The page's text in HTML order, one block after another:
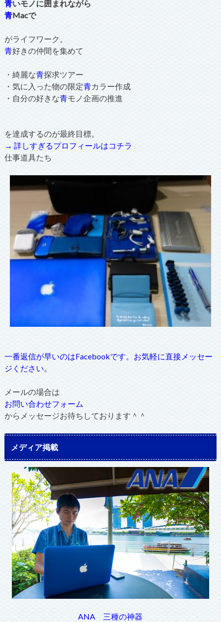
青いモノに囲まれながら
青Macで
がライフワーク。
青好きの仲間を集めて
・綺麗な青探求ツアー
・気に入った物の限定青カラー作成
・自分の好きな青モノ企画の推進
を達成するのが最終目標。
→ 詳しすぎるプロフィールはコチラ
仕事道具たち
一番返信が早いのはFacebookです。お気軽に直接メッセー
ジください。
メールの場合は
お問い合わせフォーム
からメッセージお待ちしております＾＾
メディア掲載
ANA 三種の神器